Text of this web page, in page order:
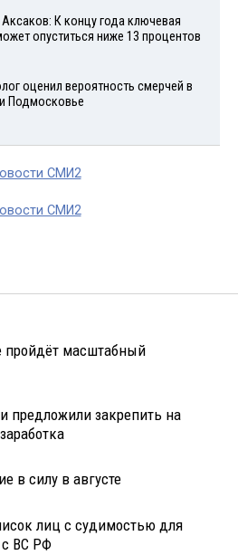
К концу года ключевая
опуститься ниже 13 процентов
оценил вероятность смерчей в
Подмосковье
СМИ2
СМИ2
пройдёт масштабный
предложили закрепить на
в силу в августе
лиц с судимостью для
с ВС РФ